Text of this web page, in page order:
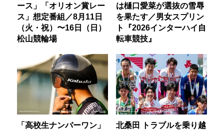
ース」「オリオン賞レー
ス」想定番組／8月11日
（火・祝）〜16日（日）
松山競輪場
は樋口愛菜が選抜の雪辱
を果たす／男女スプリン
ト『2026インターハイ自
転車競技』
「高校生ナンバーワン」
北桑田 トラブルを乗り越